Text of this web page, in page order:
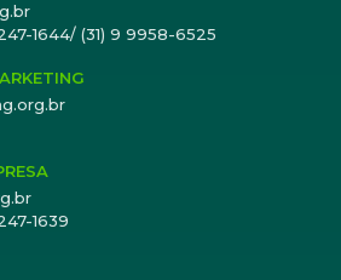
1644/ (31) 9 9958-6525
1639